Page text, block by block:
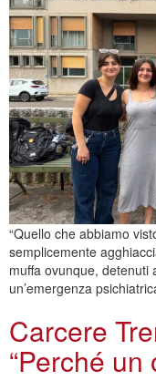
“Quello che abbiamo
semplicemente
muffa ovunque, detenuti
un’emergenza
Carcere
“Perché